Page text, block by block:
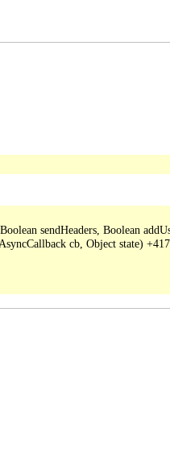
sendHeaders, Boolean
cb, Object state) +417